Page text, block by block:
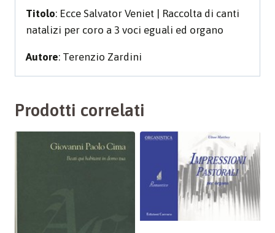
Titolo: Ecce Salvator Veniet | Raccolta di canti
natalizi per coro a 3 voci eguali ed organo
Autore: Terenzio Zardini
Prodotti correlati